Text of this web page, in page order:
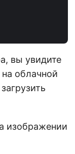
вы увидите
облачной
изображении